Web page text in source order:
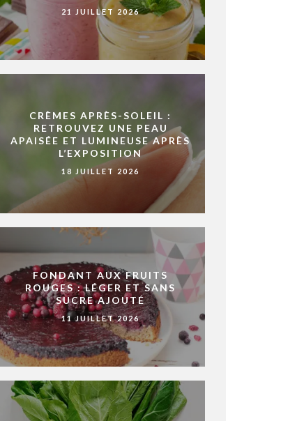
21 JUILLET 2026
CRÈMES APRÈS-SOLEIL :
RETROUVEZ UNE PEAU
APAISÉE ET LUMINEUSE APRÈS
L’EXPOSITION
18 JUILLET 2026
FONDANT AUX FRUITS
ROUGES : LÉGER ET SANS
SUCRE AJOUTÉ
11 JUILLET 2026